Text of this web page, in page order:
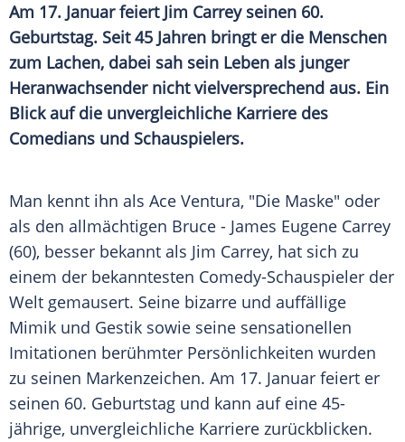
Am 17. Januar feiert Jim Carreyseinen 60.
Geburtstag. Seit 45 Jahren bringt er die Menschen
zum Lachen, dabei sah sein Leben als junger
Heranwachsender nicht vielversprechend aus. Ein
Blick auf die unvergleichliche Karriere des
Comedians und Schauspielers.
Man kennt ihn als Ace Ventura, "Die Maske" oder
als den allmächtigen Bruce - James Eugene Carrey
(60), besser bekannt als Jim Carrey, hat sich zu
einem der bekanntesten Comedy-Schauspieler der
Welt gemausert. Seine bizarre und auffällige
Mimik und Gestik sowie seine sensationellen
Imitationen berühmter Persönlichkeiten wurden
zu seinen Markenzeichen. Am 17. Januar feiert er
seinen 60. Geburtstag und kann auf eine 45-
jährige, unvergleichliche Karriere zurückblicken.